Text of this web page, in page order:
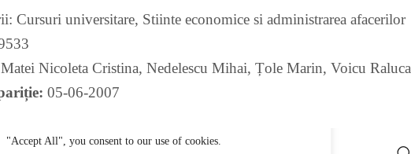
Cursuri universitare, Stiinte economice si administrarea afacerilor
Matei Nicoleta Cristina, Nedelescu Mihai, Țole Marin, Voicu Raluca
05-06-2007